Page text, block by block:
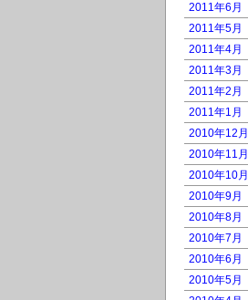
2011年6月
2011年5月
2011年4月
2011年3月
2011年2月
2011年1月
2010年12月
2010年11月
2010年10月
2010年9月
2010年8月
2010年7月
2010年6月
2010年5月